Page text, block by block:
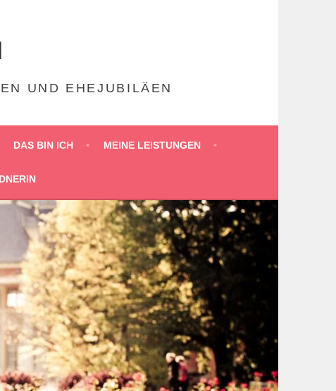
UND EHEJUBILÄEN
DAS BIN ICH MEINE LEISTUNGEN